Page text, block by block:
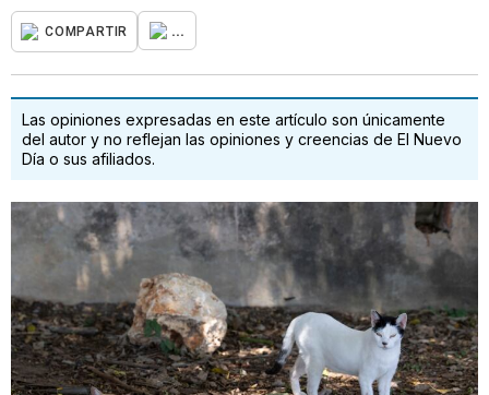
COMPARTIR ...
Las opiniones expresadas en este artículo son únicamente
del autor y no reflejan las opiniones y creencias de El Nuevo
Día o sus afiliados.